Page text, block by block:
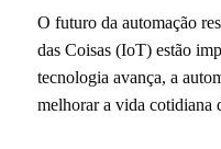
O futuro da automação
das Coisas (IoT) estão
tecnologia avança, a
melhorar a vida cotidiana